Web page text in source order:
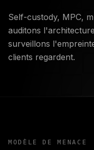
Self-custody, MPC,
auditons
surveillons
clients regardent.
MODÈLE DE MENACE